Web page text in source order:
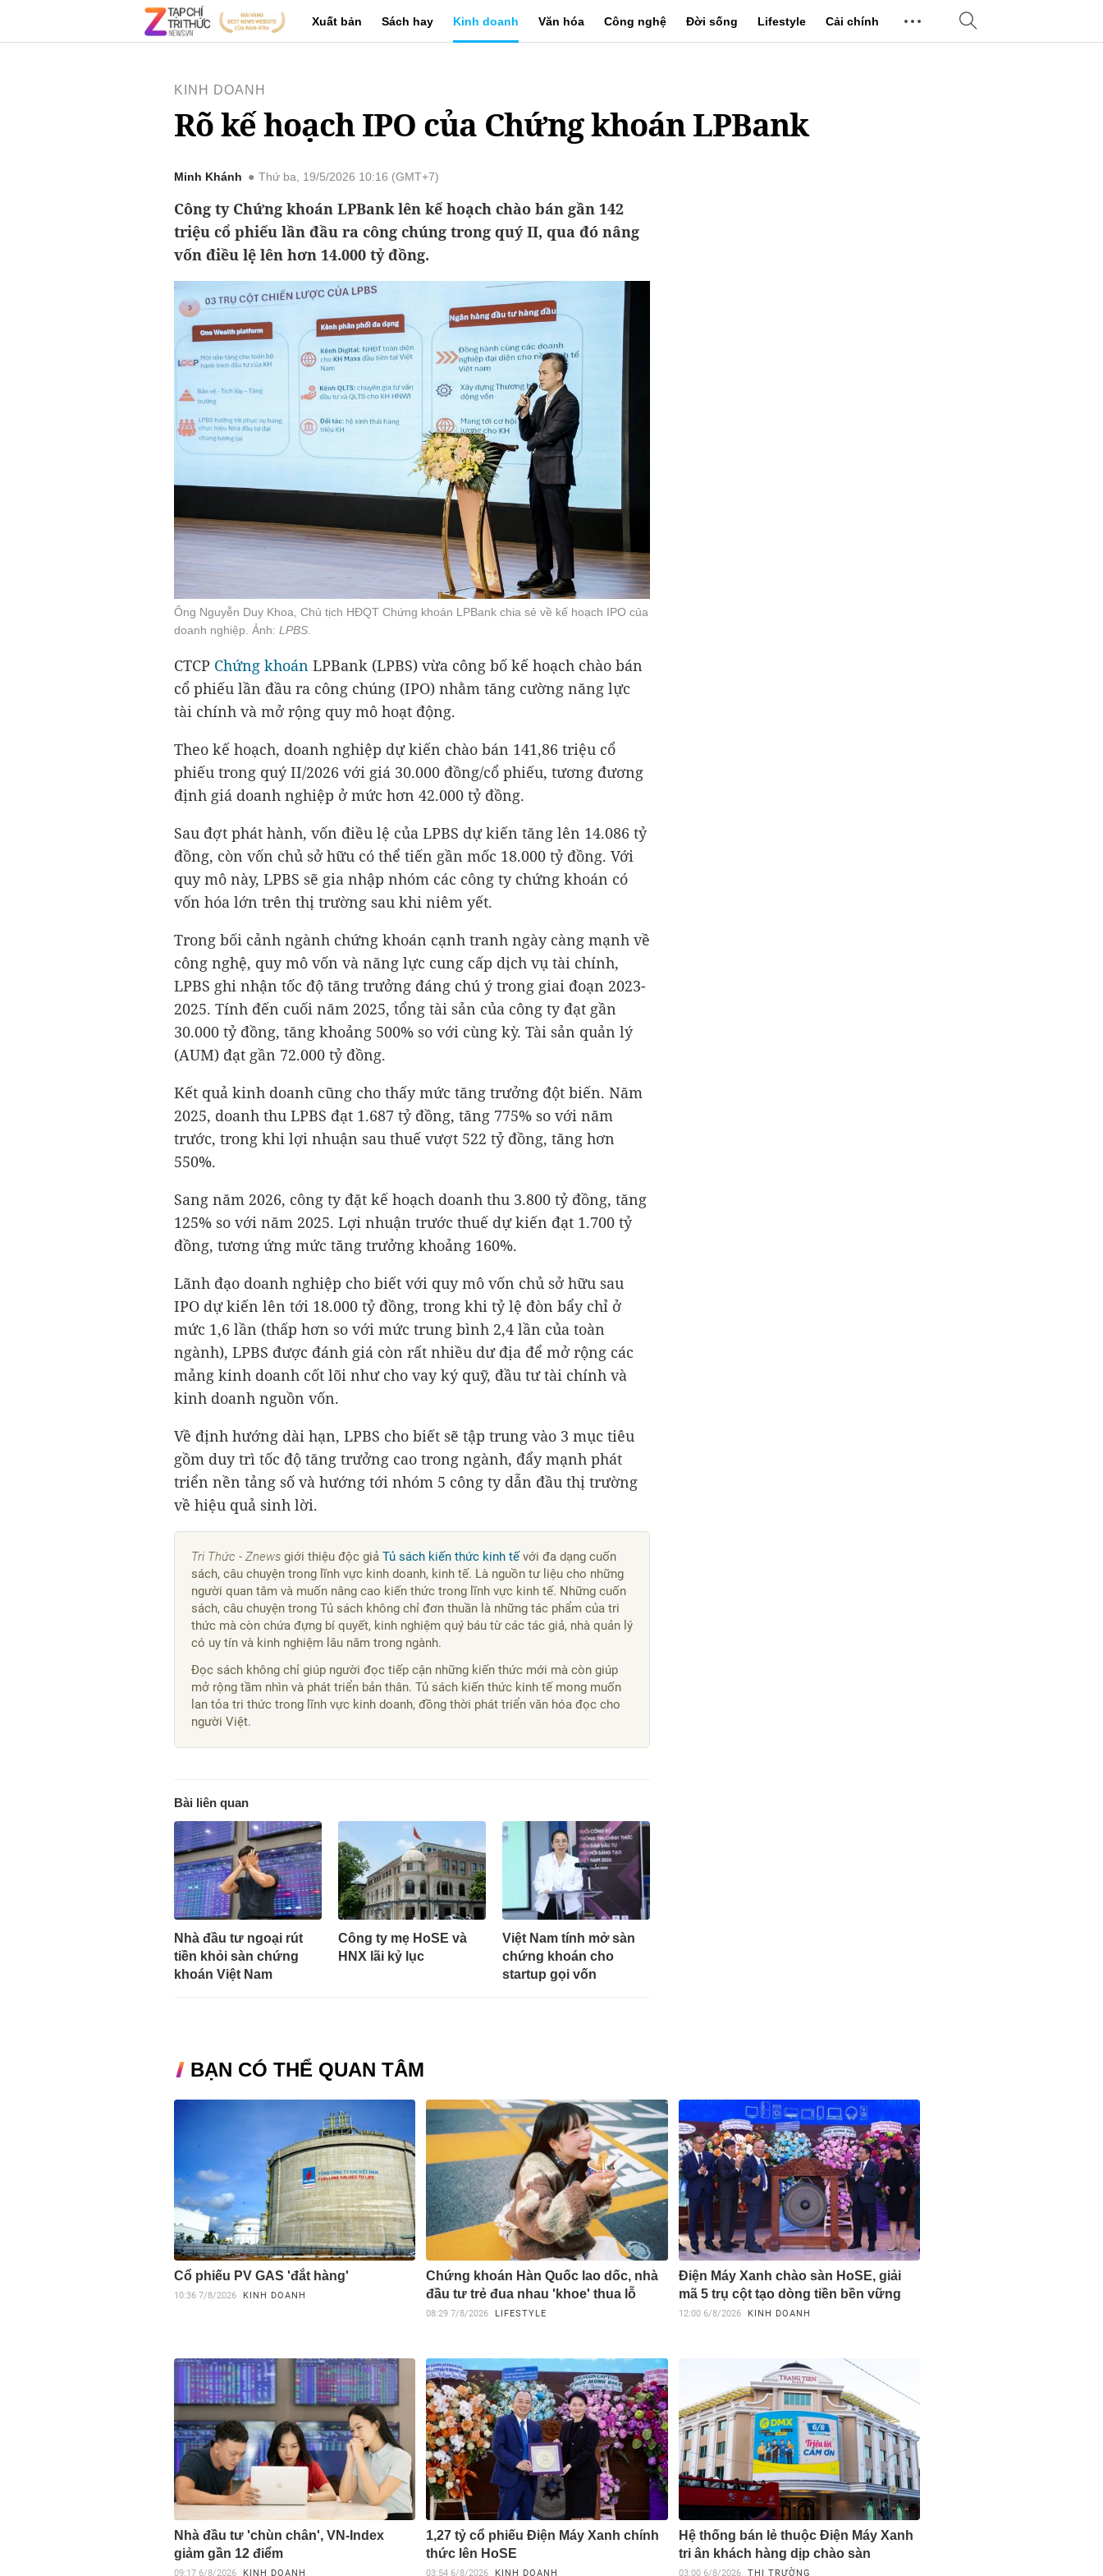
Xuất bản Sách hay Kinh doanh Văn hóa Công nghệ Đời sống Lifestyle Cải chính
KINH DOANH
Rõ kế hoạch IPO của Chứng khoán LPBank
Minh Khánh Thứ ba, 19/5/2026 10:16 (GMT+7)
Công ty Chứng khoán LPBank lên kế hoạch chào bán gần 142
triệu cổ phiếu lần đầu ra công chúng trong quý II, qua đó nâng
vốn điều lệ lên hơn 14.000 tỷ đồng.
Ông Nguyễn Duy Khoa, Chủ tịch HĐQT Chứng khoán LPBank chia sẻ về kế hoạch IPO của
doanh nghiệp. Ảnh: LPBS
CTCP Chứng khoán LPBank (LPBS) vừa công bố kế hoạch chào bán
cổ phiếu lần đầu ra công chúng (IPO) nhằm tăng cường năng lực
tài chính và mở rộng quy mô hoạt động.
Theo kế hoạch, doanh nghiệp dự kiến chào bán 141,86 triệu cổ
phiếu trong quý II/2026 với giá 30.000 đồng/cổ phiếu, tương đương
định giá doanh nghiệp ở mức hơn 42.000 tỷ đồng.
Sau đợt phát hành, vốn điều lệ của LPBS dự kiến tăng lên 14.086 tỷ
đồng, còn vốn chủ sở hữu có thể tiến gần mốc 18.000 tỷ đồng. Với
quy mô này, LPBS sẽ gia nhập nhóm các công ty chứng khoán có
vốn hóa lớn trên thị trường sau khi niêm yết.
Trong bối cảnh ngành chứng khoán cạnh tranh ngày càng mạnh về
công nghệ, quy mô vốn và năng lực cung cấp dịch vụ tài chính,
LPBS ghi nhận tốc độ tăng trưởng đáng chú ý trong giai đoạn 2023-
2025. Tính đến cuối năm 2025, tổng tài sản của công ty đạt gần
30.000 tỷ đồng, tăng khoảng 500% so với cùng kỳ. Tài sản quản lý
(AUM) đạt gần 72.000 tỷ đồng.
Kết quả kinh doanh cũng cho thấy mức tăng trưởng đột biến. Năm
2025, doanh thu LPBS đạt 1.687 tỷ đồng, tăng 775% so với năm
trước, trong khi lợi nhuận sau thuế vượt 522 tỷ đồng, tăng hơn
550%.
Sang năm 2026, công ty đặt kế hoạch doanh thu 3.800 tỷ đồng, tăng
125% so với năm 2025. Lợi nhuận trước thuế dự kiến đạt 1.700 tỷ
đồng, tương ứng mức tăng trưởng khoảng 160%.
Lãnh đạo doanh nghiệp cho biết với quy mô vốn chủ sở hữu sau
IPO dự kiến lên tới 18.000 tỷ đồng, trong khi tỷ lệ đòn bẩy chỉ ở
mức 1,6 lần (thấp hơn so với mức trung bình 2,4 lần của toàn
ngành), LPBS được đánh giá còn rất nhiều dư địa để mở rộng các
mảng kinh doanh cốt lõi như cho vay ký quỹ, đầu tư tài chính và
kinh doanh nguồn vốn.
Về định hướng dài hạn, LPBS cho biết sẽ tập trung vào 3 mục tiêu
gồm duy trì tốc độ tăng trưởng cao trong ngành, đẩy mạnh phát
triển nền tảng số và hướng tới nhóm 5 công ty dẫn đầu thị trường
về hiệu quả sinh lời.
Tri Thức - Znews giới thiệu độc giả Tủ sách kiến thức kinh tếvới đa dạng cuốn
sách, câu chuyện trong lĩnh vực kinh doanh, kinh tế. Là nguồn tư liệu cho những
người quan tâm và muốn nâng cao kiến thức trong lĩnh vực kinh tế. Những cuốn
sách, câu chuyện trong Tủ sách không chỉ đơn thuần là những tác phẩm của tri
thức mà còn chứa đựng bí quyết, kinh nghiệm quý báu từ các tác giả, nhà quản lý
có uy tín và kinh nghiệm lâu năm trong ngành.
Đọc sách không chỉ giúp người đọc tiếp cận những kiến thức mới mà còn giúp
mở rộng tầm nhìn và phát triển bản thân. Tủ sách kiến thức kinh tế mong muốn
lan tỏa tri thức trong lĩnh vực kinh doanh, đồng thời phát triển văn hóa đọc cho
người Việt.
Bài liên quan
Nhà đầu tư ngoại rút
tiền khỏi sàn chứng
khoán Việt Nam
Công ty mẹ HoSE và
HNX lãi kỷ lục
Việt Nam tính mở sàn
chứng khoán cho
startup gọi vốn
BẠN CÓ THỂ QUAN TÂM
Cổ phiếu PV GAS 'đắt hàng'
10:36 7/8/2026 KINH DOANH
Chứng khoán Hàn Quốc lao dốc, nhà
đầu tư trẻ đua nhau 'khoe' thua lỗ
08:29 7/8/2026 LIFESTYLE
Điện Máy Xanh chào sàn HoSE, giải
mã 5 trụ cột tạo dòng tiền bền vững
12:00 6/8/2026 KINH DOANH
Nhà đầu tư 'chùn chân', VN-Index
giảm gần 12 điểm
09:17 6/8/2026 KINH DOANH
1,27 tỷ cổ phiếu Điện Máy Xanh chính
thức lên HoSE
03:54 6/8/2026 KINH DOANH
Hệ thống bán lẻ thuộc Điện Máy Xanh
tri ân khách hàng dịp chào sàn
03:00 6/8/2026 THỊ TRƯỜNG